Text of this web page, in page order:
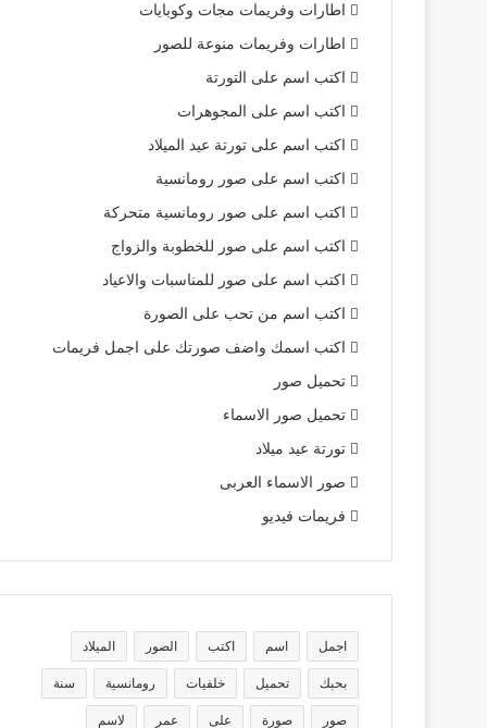
اطارات وفريمات مجات وكوبايات
اطارات وفريمات منوعة للصور
اكتب اسم على التورتة
اكتب اسم على المجوهرات
اكتب اسم على تورتة عيد الميلاد
اكتب اسم على صور رومانسية
اكتب اسم على صور رومانسية متحركة
اكتب اسم على صور للخطوبة والزواج
اكتب اسم على صور للمناسبات والاعياد
اكتب اسم من تحب على الصورة
اكتب اسمك واضف صورتك على اجمل فريمات
تحميل صور
تحميل صور الاسماء
تورتة عيد ميلاد
صور الاسماء العربى
فريمات فيديو
اجمل اسم اكتب الصور الميلاد
بحبك تحميل خلفيات رومانسية سنة
صور صورة على عمر لاسم